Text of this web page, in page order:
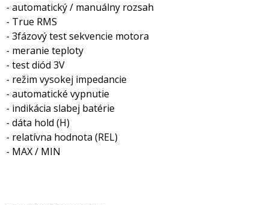
- automatický / manuálny rozsah
- True RMS
- 3fázový test sekvencie motora
- meranie teploty
- test diód 3V
- režim vysokej impedancie
- automatické vypnutie
- indikácia slabej batérie
- dáta hold (H)
- relatívna hodnota (REL)
- MAX / MIN